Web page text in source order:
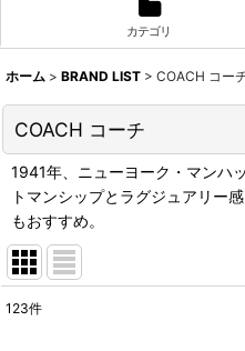
カテゴリ
ホーム > BRAND LIST > COACH コー
COACH コーチ
1941年、ニューヨーク・マンハ
トマンシップとラグジュアリー
もおすすめ。
123件